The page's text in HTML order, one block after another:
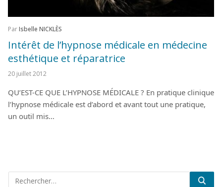
ParIsbelle NICKLÈS
Intérêt de l’hypnose médicale en médecine
esthétique et réparatrice
20 juillet 2012
QU’EST-CE QUE L’HYPNOSE MÉDICALE ? En pratique clinique
l’hypnose médicale est d’abord et avant tout une pratique,
un outil mis…